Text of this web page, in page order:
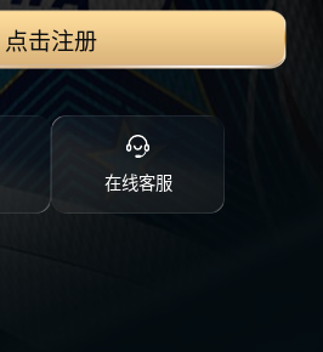
点击注册
在线客服